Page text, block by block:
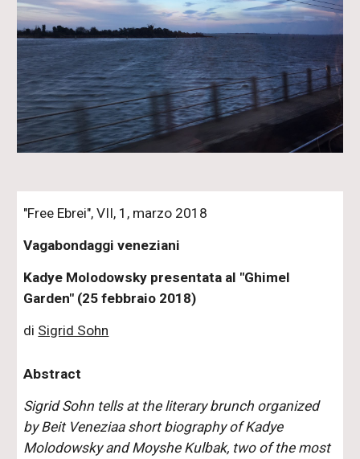
"Free Ebrei", VII, 1, marzo 2018
Vagabondaggi veneziani
Kadye Molodowsky presentata al "Ghimel
Garden" (25 febbraio 2018)
di Sigrid Sohn
Abstract
Sigrid Sohn tells at the literary brunch organized
by Beit Veneziaa short biography of Kadye
Molodowsky and Moyshe Kulbak, two of the most